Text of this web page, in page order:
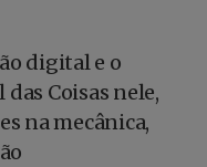
digital e o
Coisas nele,
na mecânica,